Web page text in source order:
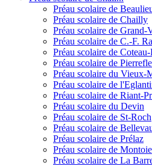
Préau scolaire de
Préau scolaire de Chailly
Préau scolaire de Grand-
Préau scolaire de C.-F.
Préau scolaire de
Préau scolaire de
Préau scolaire du Vieux-
Préau scolaire de
Préau scolaire de Riant-
Préau scolaire du Devin
Préau scolaire de St-Roch
Préau scolaire de
Préau scolaire de Prélaz
Préau scolaire de Montoie
Préau scolaire de La